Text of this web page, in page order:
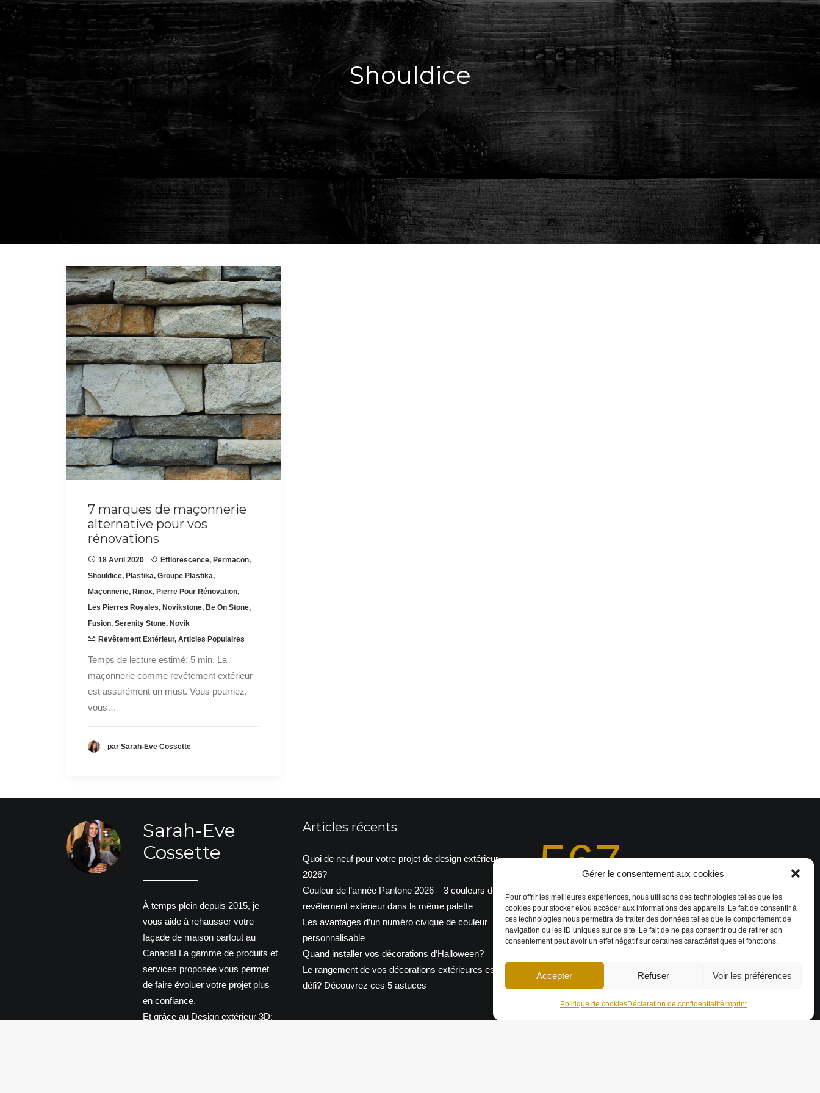
Gérer le consentement aux cookies
Pour offrir les meilleures expériences, nous utilisons des technologies telles que les
cookies pour stocker et/ou accéder aux informations des appareils. Le fait de consentir à
ces technologies nous permettra de traiter des données telles que le comportement de
navigation ou les ID uniques sur ce site. Le fait de ne pas consentir ou de retirer son
consentement peut avoir un effet négatif sur certaines caractéristiques et fonctions.
Accepter Refuser Voir les préférences
Politique de cookiesDéclaration de confidentialité Imprint
Shouldice
7 marques de maçonnerie
alternative pour vos
rénovations
18 Avril 2020 Efflorescence, Permacon,
Shouldice, Plastika, Groupe Plastika,
Maçonnerie, Rinox, Pierre Pour Rénovation,
Les Pierres Royales, Novikstone, Be On Stone,
Fusion, Serenity Stone, Novik
Revêtement Extérieur, Articles Populaires
Temps de lecture estimé: 5 min. La
maçonnerie comme revêtement extérieur
est assurément un must. Vous pourriez,
vous…
par Sarah-Eve Cossette
Sarah-Eve
Cossette
À temps plein depuis 2015, je
vous aide à rehausser votre
façade de maison partout au
Canada! La gamme de produits et
services proposée vous permet
de faire évoluer votre projet plus
en confiance.
Et grâce au Design extérieur 3D:
Articles récents
Quoi de neuf pour votre projet de design extérieur
2026?
Couleur de l’année Pantone 2026 – 3 couleurs de
revêtement extérieur dans la même palette
Les avantages d’un numéro civique de couleur
personnalisable
Quand installer vos décorations d’Halloween?
Le rangement de vos décorations extérieures est un
défi? Découvrez ces 5 astuces
567
projets 3D réalisés